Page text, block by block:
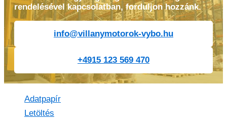
rendelésével kapcsolatban, forduljon hozzánk.
info@villanymotorok-vybo.hu
+4915 123 569 470
Adatpapír
Letöltés